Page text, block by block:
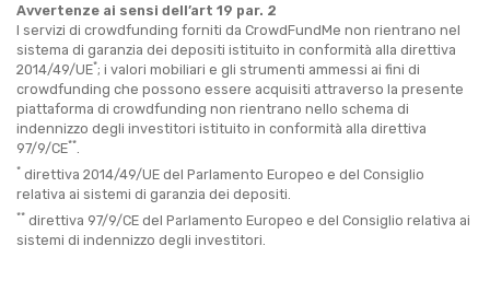
Avvertenze ai sensi dell’art 19 par. 2
I servizi di crowdfunding forniti da CrowdFundMe non rientrano nel
sistema di garanzia dei depositi istituito in conformità alla direttiva
2014/49/UE*; i valori mobiliari e gli strumenti ammessi ai fini di
crowdfunding che possono essere acquisiti attraverso la presente
piattaforma di crowdfunding non rientrano nello schema di
indennizzo degli investitori istituito in conformità alla direttiva
97/9/CE**
* direttiva 2014/49/UE del Parlamento Europeo e del Consiglio
relativa ai sistemi di garanzia dei depositi.
** direttiva 97/9/CE del Parlamento Europeo e del Consiglio relativa ai
sistemi di indennizzo degli investitori.